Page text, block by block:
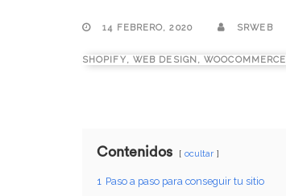
14 FEBRERO, 2020 SRWEB
SHOPIFY, WEB DESIGN ,WOOCOMMERCE
Contenidos ocultar
1 Paso a paso para conseguir tu sitio